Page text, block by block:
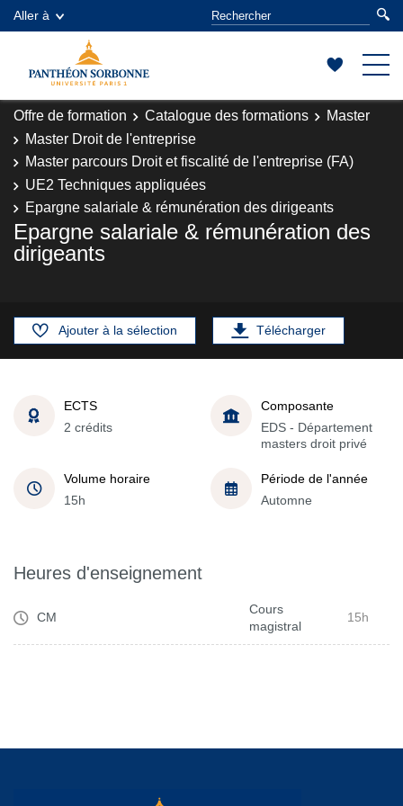
Aller à
Offre de formation Catalogue des formations
Master
Master Droit de l'entreprise
Master parcours Droit et fiscalité de l'entreprise (FA)
UE2 Techniques appliquées
Epargne salariale & rémunération des dirigeants
Epargne salariale & rémunération des
dirigeants
Ajouter à la sélection Télécharger
ECTS
2 crédits
Composante
EDS - Département
masters droit privé
Volume horaire
15h
Période de l'année
Automne
Heures d'enseignement
CM
Cours
magistral
15h